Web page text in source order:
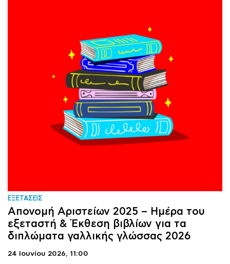
ΕΞΕΤΑΣΕΙΣ
Απονομή Αριστείων 2025 – Ημέρα του
εξεταστή & Έκθεση βιβλίων για τα
διπλώματα γαλλικής γλώσσας 2026
24 Ιουνίου 2026, 11:00